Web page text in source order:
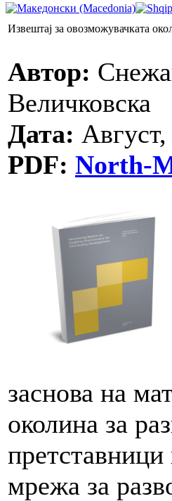
Извештај за овозможувачката
Автор:
Величковска
Дата:
PDF: North-
заснова на
околина за
мрежа за